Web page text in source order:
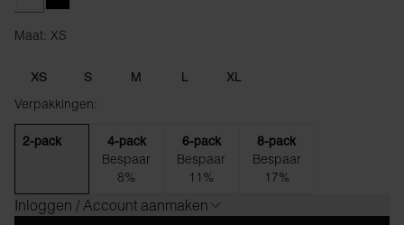
Maat: XS
XS S M L XL
Verpakkingen:
2-pack 4-pack
Bespaar
8%
6-pack
Bespaar
11%
8-pack
Bespaar
17%
Inloggen / Account aanmaken